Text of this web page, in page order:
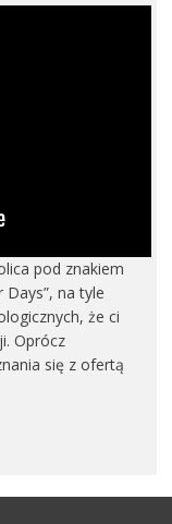
pod znakiem
na tyle
że ci
Oprócz
się z ofertą